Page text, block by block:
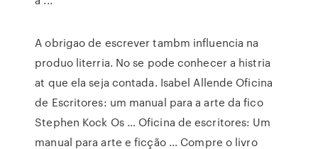
A obrigao de escrever tambm influencia na
produo literria. No se pode conhecer a histria
at que ela seja contada. Isabel Allende Oficina
de Escritores: um manual para a arte da fico
Stephen Kock Os … Oficina de escritores: Um
manual para arte e ficção ... Compre o livro